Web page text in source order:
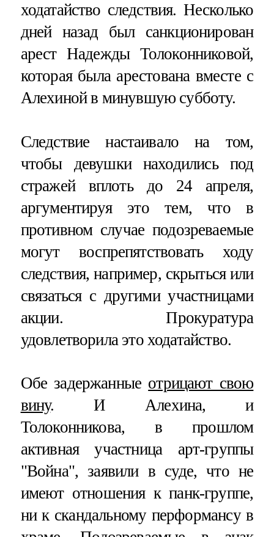
ходатайство следствия. Несколько
дней назад был санкционирован
арест Надежды Толоконниковой,
которая была арестована вместе с
Алехиной в минувшую субботу.
Следствие настаивало на том,
чтобы девушки находились под
стражей вплоть до 24 апреля,
аргументируя это тем, что в
противном случае подозреваемые
могут воспрепятствовать ходу
следствия, например, скрыться или
связаться с другими участницами
акции. Прокуратура
удовлетворила это ходатайство.
Обе задержанные отрицают свою
вину. И Алехина, и
Толоконникова, в прошлом
активная участница арт-группы
"Война", заявили в суде, что не
имеют отношения к панк-группе,
ни к скандальному перформансу в